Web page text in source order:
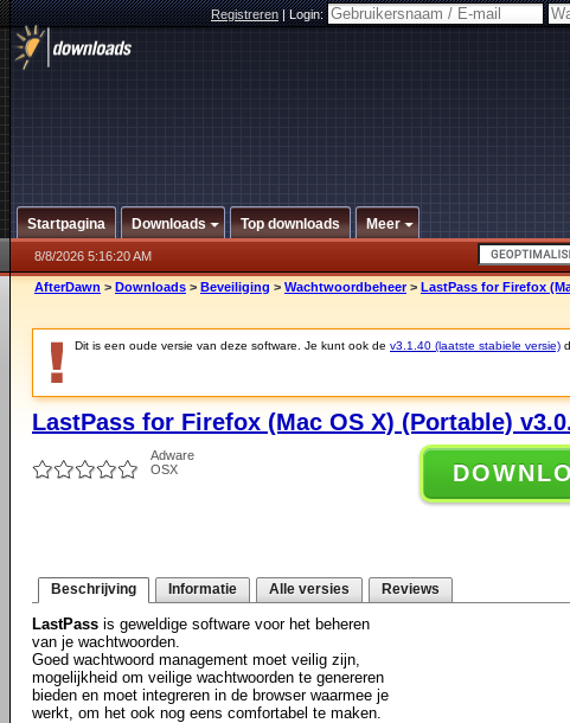
Registreren|Login:
Startpagina Downloads Top downloads Meer
8/8/2026 5:16:20 AM
AfterDawn > Downloads > Beveiliging > Wachtwoordbeheer > LastPass for Firefox
Dit is een oude versie van deze software. Je kunt ook de v3.1.40 (laatste stabiele versie)
LastPass for Firefox (Mac OS X) (Portable)
Adware
OSX
Beschrijving Informatie Alle versies Reviews
LastPass is geweldige software voor het beheren
van je wachtwoorden.
Goed wachtwoord management moet veilig zijn,
mogelijkheid om veilige wachtwoorden te genereren
bieden en moet integreren in de browser waarmee je
werkt, om het ook nog eens comfortabel te maken.